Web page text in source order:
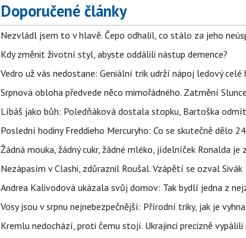
Doporučené články
Nezvládl jsem to v hlavě. Čepo odhalil, co stálo za jeho
Kdy změnit životní styl, abyste oddálili nástup demence?
Vedro už vás nedostane: Geniální trik udrží nápoj ledový
Srpnová obloha předvede něco mimořádného. Zatmění
Líbáš jako bůh: Poledňáková dostala stopku, Bartoška
Poslední hodiny Freddieho Mercuryho: Co se skutečně dělo
Žádná mouka, žádný cukr, žádné mléko, jídelníček Ronalda
Nezápasím v Clashi, zdůraznil Roušal. Vzápětí se ozval Sivák
Andrea Kalivodová ukázala svůj domov: Tak bydlí jedna z
Vosy jsou v srpnu nejnebezpečnější: Přírodní triky, jak je
Kremlu nedochází, proti čemu stojí. Ukrajinci precizně